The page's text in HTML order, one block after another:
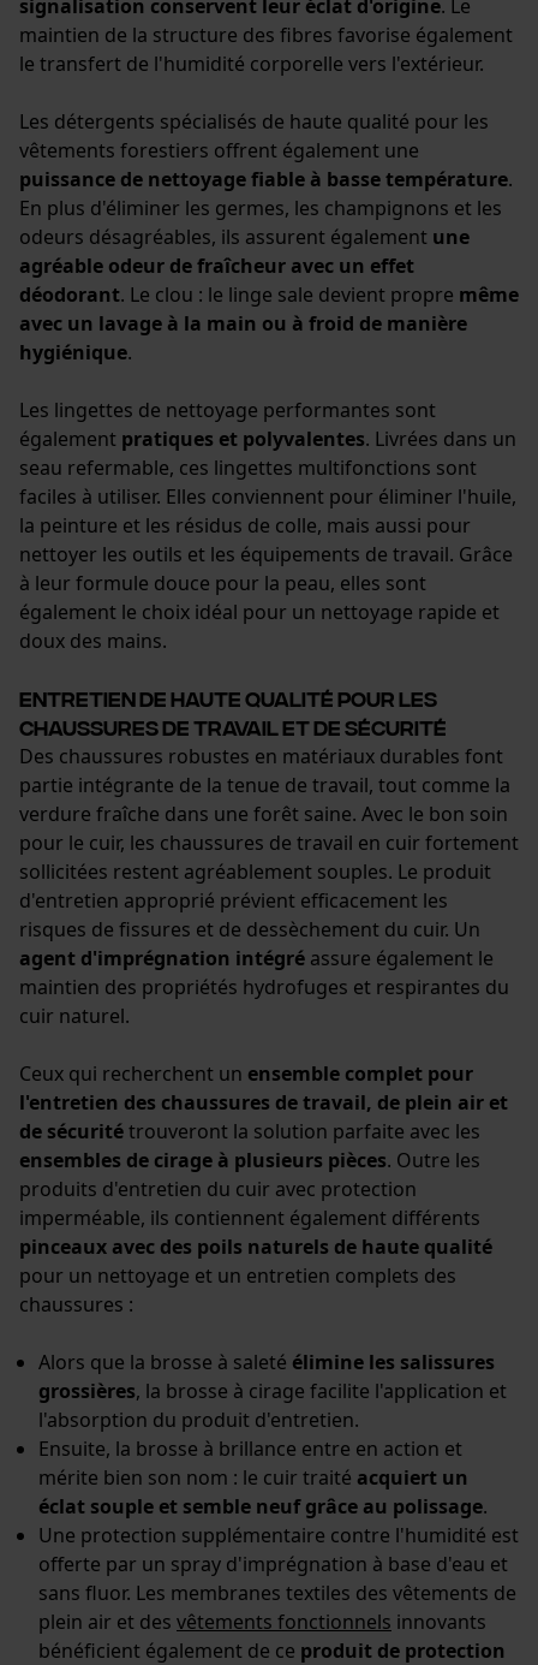
signalisation conservent leur éclat d'origine. Le
maintien de la structure des fibres favorise également
le transfert de l'humidité corporelle vers l'extérieur.
Les détergents spécialisés de haute qualité pour les
vêtements forestiers offrent également une
puissance de nettoyage fiable à basse température.
En plus d'éliminer les germes, les champignons et les
odeurs désagréables, ils assurent également une
agréable odeur de fraîcheur avec un effet
déodorant. Le clou : le linge sale devient propre même
avec un lavage à la main ou à froid de manière
hygiénique.
Les lingettes de nettoyage performantes sont
également pratiques et polyvalentes. Livrées dans un
seau refermable, ces lingettes multifonctions sont
faciles à utiliser. Elles conviennent pour éliminer l'huile,
la peinture et les résidus de colle, mais aussi pour
nettoyer les outils et les équipements de travail. Grâce
à leur formule douce pour la peau, elles sont
également le choix idéal pour un nettoyage rapide et
doux des mains.
Entretien de haute qualité pour les
chaussures de travail et de sécurité
Des chaussures robustes en matériaux durables font
partie intégrante de la tenue de travail, tout comme la
verdure fraîche dans une forêt saine. Avec le bon soin
pour le cuir, les chaussures de travail en cuir fortement
sollicitées restent agréablement souples. Le produit
d'entretien approprié prévient efficacement les
risques de fissures et de dessèchement du cuir. Un
agent d'imprégnation intégré assure également le
maintien des propriétés hydrofuges et respirantes du
cuir naturel.
Ceux qui recherchent un ensemble complet pour
l'entretien des chaussures de travail, de plein air et
de sécuritétrouveront la solution parfaite avec les
ensembles de cirage à plusieurs pièces. Outre les
produits d'entretien du cuir avec protection
imperméable, ils contiennent également différents
pinceaux avec des poils naturels de haute qualité
pour un nettoyage et un entretien complets des
chaussures :
Alors que la brosse à saleté élimine les salissures
grossières, la brosse à cirage facilite l'application et
l'absorption du produit d'entretien.
Ensuite, la brosse à brillance entre en action et
mérite bien son nom : le cuir traité acquiert un
éclat souple et semble neuf grâce au polissage.
Une protection supplémentaire contre l'humidité est
offerte par un spray d'imprégnation à base d'eau et
sans fluor. Les membranes textiles des vêtements de
plein air et des vêtements fonctionnels innovants
bénéficient également de ce produit de protection
fonctionnalité
Loop54 Personalization
Page d'accueil personnalisée
Panier sauvegardé
Salutation personnelle
Géo-IP et détection des
utilisateurs
Prise de contact par chat
Cookies marketing
Event Tracking
Survicate